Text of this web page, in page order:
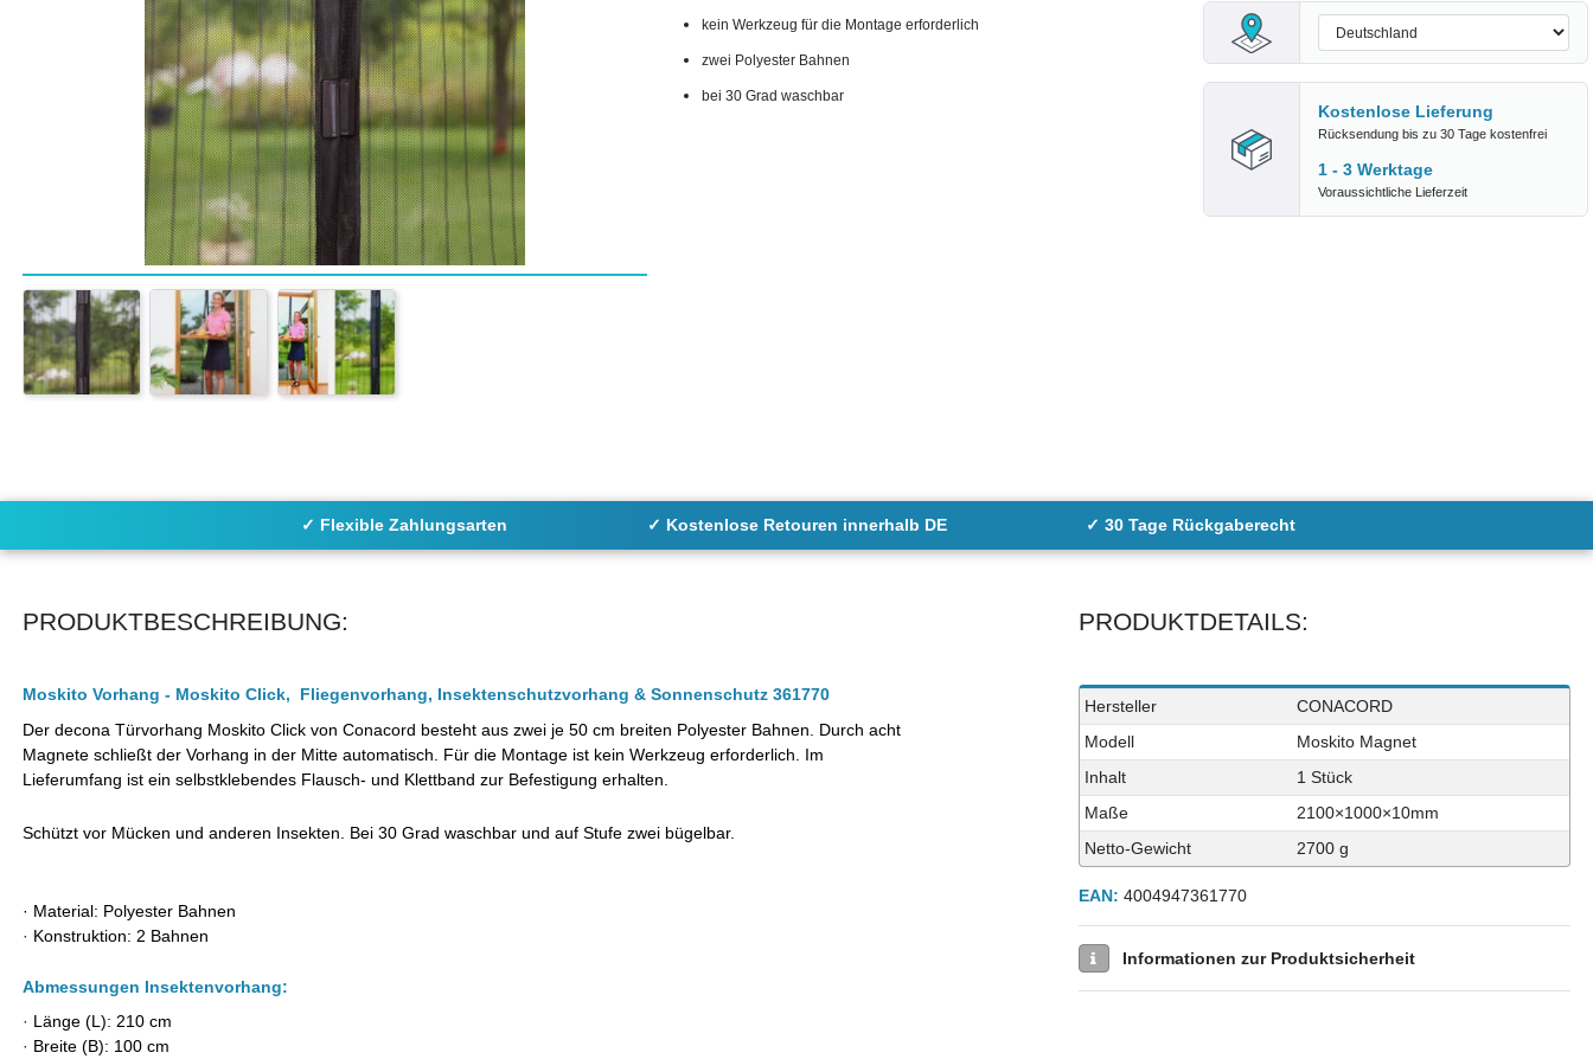
kein Werkzeug für die Montage erforderlich
zwei Polyester Bahnen
bei 30 Grad waschbar
Kostenlose Lieferung
Rücksendung bis zu 30 Tage kostenfrei
1 - 3 Werktage
Voraussichtliche Lieferzeit
✓ Flexible Zahlungsarten ✓ Kostenlose Retouren innerhalb DE ✓ 30 Tage Rückgaberecht
PRODUKTBESCHREIBUNG:
Moskito Vorhang - Moskito Click, Fliegenvorhang, Insektenschutzvorhang & Sonnenschutz 361770
Der decona Türvorhang Moskito Click von Conacord besteht aus zwei je 50 cm breiten Polyester Bahnen. Durch acht
Magnete schließt der Vorhang in der Mitte automatisch. Für die Montage ist kein Werkzeug erforderlich. Im
Lieferumfang ist ein selbstklebendes Flausch- und Klettband zur Befestigung erhalten.
Schützt vor Mücken und anderen Insekten. Bei 30 Grad waschbar und auf Stufe zwei bügelbar.
· Material: Polyester Bahnen
· Konstruktion: 2 Bahnen
Abmessungen Insektenvorhang:
· Länge (L): 210 cm
· Breite (B): 100 cm
PRODUKTDETAILS:
Technisches
Merkmal
Wert
Hersteller
CONACORD
Modell
Moskito Magnet
Inhalt
1 Stück
Maße
2100×1000×10mm
Netto-Gewicht
2700 g
EAN: 4004947361770
Informationen zur Produktsicherheit